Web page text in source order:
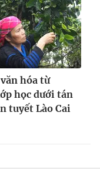
hóa từ
học dưới tán
tuyết Lào Cai